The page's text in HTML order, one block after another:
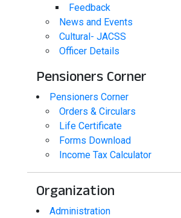
Feedback
News and Events
Cultural- JACSS
Officer Details
Pensioners Corner
Pensioners Corner
Orders & Circulars
Life Certificate
Forms Download
Income Tax Calculator
Organization
Administration